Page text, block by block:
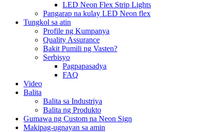
LED Neon Flex Strip Lights
Pangarap na kulay LED Neon flex
Tungkol sa atin
Profile ng Kumpanya
Quality Assurance
Bakit Pumili ng Vasten?
Serbisyo
Pagpapasadya
FAQ
Video
Balita
Balita sa Industriya
Balita ng Produkto
Gumawa ng Custom na Neon Sign
Makipag-ugnayan sa amin